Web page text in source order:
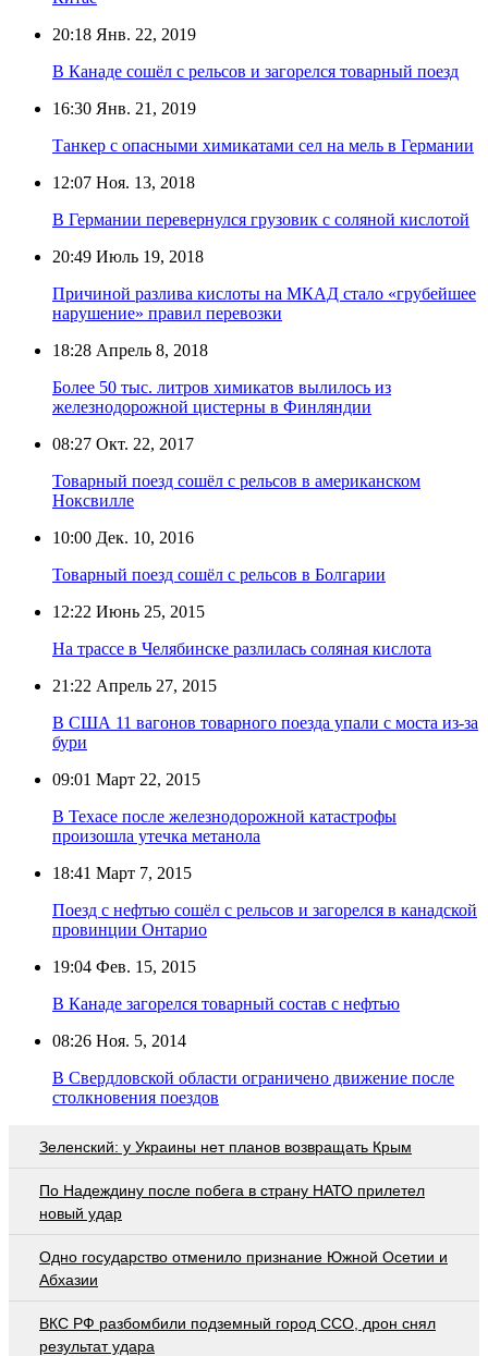
20:18 Янв. 22, 2019
В Канаде сошёл с рельсов и загорелся товарный поезд
16:30 Янв. 21, 2019
Танкер с опасными химикатами сел на мель в Германии
12:07 Ноя. 13, 2018
В Германии перевернулся грузовик с соляной кислотой
20:49 Июль 19, 2018
Причиной разлива кислоты на МКАД стало «грубейшее
нарушение» правил перевозки
18:28 Апрель 8, 2018
Более 50 тыс. литров химикатов вылилось из
железнодорожной цистерны в Финляндии
08:27 Окт. 22, 2017
Товарный поезд сошёл с рельсов в американском
Ноксвилле
10:00 Дек. 10, 2016
Товарный поезд сошёл с рельсов в Болгарии
12:22 Июнь 25, 2015
На трассе в Челябинске разлилась соляная кислота
21:22 Апрель 27, 2015
В США 11 вагонов товарного поезда упали с моста из-за
бури
09:01 Март 22, 2015
В Техасе после железнодорожной катастрофы
произошла утечка метанола
18:41 Март 7, 2015
Поезд с нефтью сошёл с рельсов и загорелся в канадской
провинции Онтарио
19:04 Фев. 15, 2015
В Канаде загорелся товарный состав с нефтью
08:26 Ноя. 5, 2014
В Свердловской области ограничено движение после
столкновения поездов
Зеленский: у Украины нет планов возвращать Крым
По Надеждину после побега в страну НАТО прилетел
новый удар
Одно государство отменило признание Южной Осетии и
Абхазии
ВКС РФ разбомбили подземный город ССО, дрон снял
результат удара